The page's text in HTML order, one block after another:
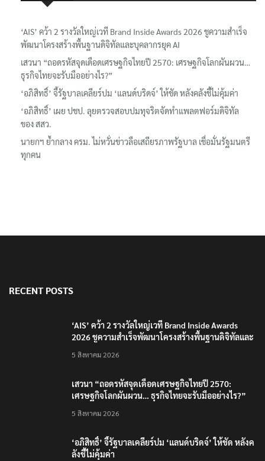
‘AIS’ คว้า 2 รางวัลใหญ่เวที Brand Inside Awards 2026 ชูความสำเร็จ
พัฒนาโครงสร้างพื้นฐานดิจิทัลและบุคลากรยุค AI
เสวนา “ถอดรหัสจุดเดือดเศรษฐกิจไทยปี 2570: เศรษฐกิจโลกผันผวน…
ธุรกิจไทยจะรับมืออย่างไร?”
‘อภิสิทธิ์’ จี้รัฐบาลเคลียร์ปม ‘แลนด์บริดจ์’ ให้ชัด หลังคลังชี้ไม่คุ้มค่า
‘อภิสิทธิ์’ เผย ปชป. ลุยตรวจสอบปมทุจริตจัดทำแพลตฟอร์มดิจิทัล
ของ สสว.
นายกฯ ย้ำกลาง ครม. ไม่หวั่นข่าวลือเสถียรภาพรัฐบาล เชื่อมั่นรัฐมนตรี
ทุกคน
RECENT POSTS
‘AIS’ คว้า 2 รางวัลใหญ่เวที Brand Inside Awards
2026 ชูความสำเร็จพัฒนาโครงสร้างพื้นฐานดิจิทัลและ
5 สิงหาคม 2026
เสวนา “ถอดรหัสจุดเดือดเศรษฐกิจไทยปี 2570:
เศรษฐกิจโลกผันผวน… ธุรกิจไทยจะรับมืออย่างไร?”
5 สิงหาคม 2026
‘อภิสิทธิ์’ จี้รัฐบาลเคลียร์ปม ‘แลนด์บริดจ์’ ให้ชัด หลังค
ลังชี้ไม่คุ้มค่า